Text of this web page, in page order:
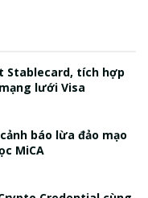
Stablecard, tích hợp
lưới Visa
báo lừa đảo mạo
MiCA